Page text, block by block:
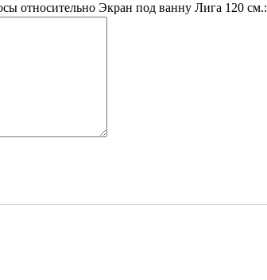
относительно Экран под ванну Лига 120 см.: